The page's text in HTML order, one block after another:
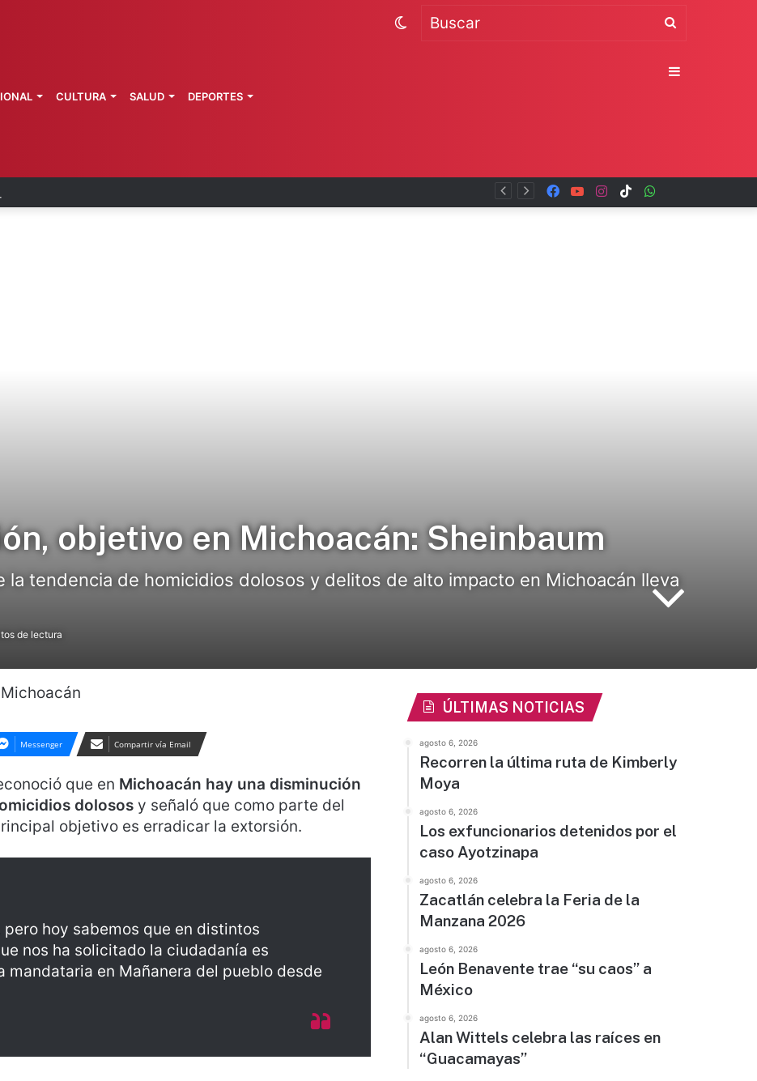
la última ruta de Kimberly Moya TikTok
Instagram
YouTube
Facebook
CULTURA SALUD DEPORTES
Buscar
Switch
Sidebar
objetivo en Michoacán: Sheinbaum
la tendencia de homicidios dolosos y delitos de alto impacto en Michoacán lleva
de lectura
Messenger Compartir vía Email
que en Michoacán hay una disminución
dolosos y señaló que como parte del
objetivo es erradicar la extorsión.
hoy sabemos que en distintos
nos ha solicitado la ciudadanía es
mandataria en Mañanera del pueblo desde
ÚLTIMAS NOTICIAS
agosto 6, 2026
Recorren la última ruta de Kimberly
Moya
agosto 6, 2026
Los exfuncionarios detenidos por el
caso Ayotzinapa
agosto 6, 2026
Zacatlán celebra la Feria de la
Manzana 2026
agosto 6, 2026
León Benavente trae “su caos” a
México
agosto 6, 2026
Alan Wittels celebra las raíces en
“Guacamayas”